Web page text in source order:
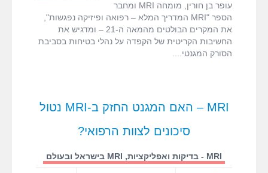
MRI המדריך המלא
דרושים
עופר בן חורין, מומחה MRI ומחבר
הספר "MRI המדריך המלא – רפואה ופיזיקה נפגשות",
את המקרים הבולטים מהמאה ה-21 – ומדגיש את
החשיבות הקריטית של הקפדה על נהלי בטיחות בסביבת
הסורק המגנטי.
MRI – האם המגנט החזק ב-MRI נטול
סיכונים לצוות הרפואי?
MRI - בדיקות ואפליקציות , MRI בישראל ובעולם